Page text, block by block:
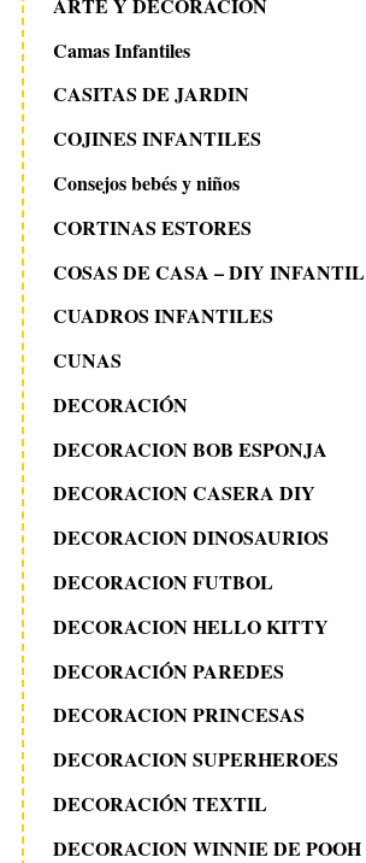
Camas Infantiles
CASITAS DE JARDIN
COJINES INFANTILES
Consejos bebés y niños
CORTINAS ESTORES
COSAS DE CASA – DIY INFANTIL
CUADROS INFANTILES
CUNAS
DECORACIÓN
DECORACION BOB ESPONJA
DECORACION CASERA DIY
DECORACION DINOSAURIOS
DECORACION FUTBOL
DECORACION HELLO KITTY
DECORACIÓN PAREDES
DECORACION PRINCESAS
DECORACION SUPERHEROES
DECORACIÓN TEXTIL
DECORACION WINNIE DE POOH